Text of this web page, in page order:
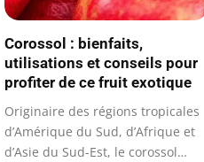
Corossol : bienfaits,
utilisations et conseils pour
profiter de ce fruit exotique
Originaire des régions tropicales
d’Amérique du Sud, d’Afrique et
d’Asie du Sud-Est, le corossol…